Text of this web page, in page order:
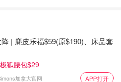
括免疫力低下的儿童），如果他
则更强烈建议加强接种。
4 岁的儿童接种 COVID 疫苗。
| 麂皮乐福$59(原$190)、床品套
狐腰包$29
加拿大官网 APP打开